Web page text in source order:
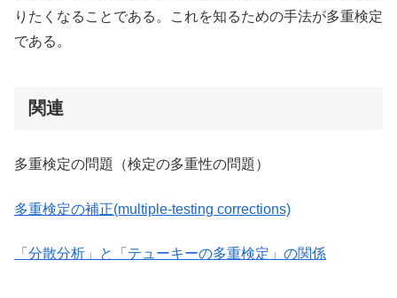
りたくなることである。これを知るための手法が多重検定
である。
関連
多重検定の問題（検定の多重性の問題）
多重検定の補正(multiple-testing corrections)
「分散分析」と「テューキーの多重検定」の関係